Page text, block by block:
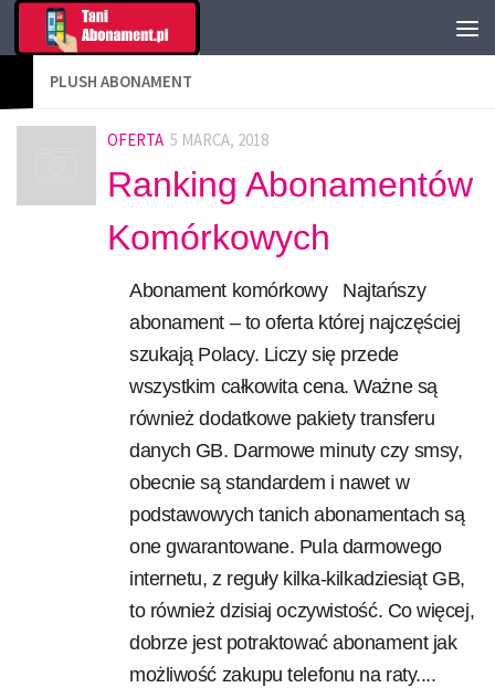
PLUSH ABONAMENT
OFERTA 5 MARCA, 2018
Ranking Abonamentów
Komórkowych
Abonament komórkowy Najtańszy
abonament – to oferta której najczęściej
szukają Polacy. Liczy się przede
wszystkim całkowita cena. Ważne są
również dodatkowe pakiety transferu
danych GB. Darmowe minuty czy smsy,
obecnie są standardem i nawet w
podstawowych tanich abonamentach są
one gwarantowane. Pula darmowego
internetu, z reguły kilka-kilkadziesiąt GB,
to również dzisiaj oczywistość. Co więcej,
dobrze jest potraktować abonament jak
możliwość zakupu telefonu na raty....